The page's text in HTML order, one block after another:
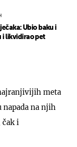
Ubio baku i
i likvidirao pet
meta
na njih
i